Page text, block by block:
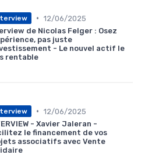
• 12/06/2025
de Nicolas Felger : Osez
pas juste
- Le nouvel actif le
rentable
• 12/06/2025
- Xavier Jaleran -
le financement de vos
associatifs avec Vente